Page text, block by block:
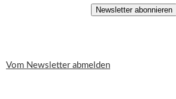
Newsletter abonnieren
Vom Newsletter abmelden